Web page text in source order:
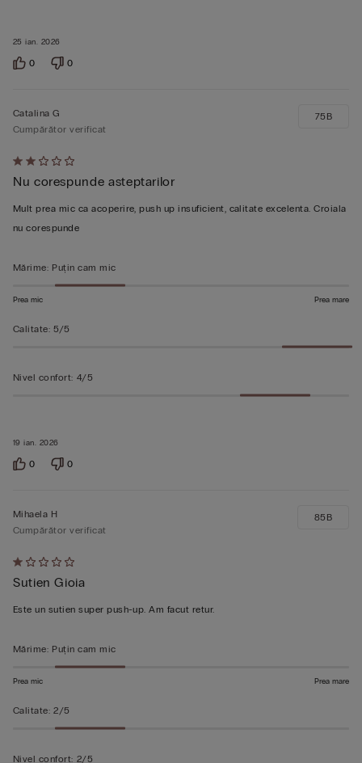
25 ian. 2026
0 0
Evaluat
2
din
5
19 ian. 2026
Catalina G
Cumpărător verificat
Nu corespunde asteptarilor
Mult prea mic ca acoperire, push up insuficient, calitate excelenta. Croiala
nu corespunde
75B
Mărime: Puțin cam mic
Prea mic Prea mare
Calitate: 5/5
Nivel confort: 4/5
0 0
Evaluat
1
din
Mihaela H
Cumpărător verificat
Sutien Gioia
Este un sutien super push-up. Am facut retur.
85B
Mărime: Puțin cam mic
Prea mic Prea mare
Calitate: 2/5
Nivel confort: 2/5